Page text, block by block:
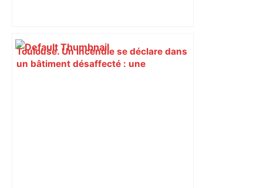
Toulouse. Un incendie se déclare dans
un bâtiment désaffecté : une